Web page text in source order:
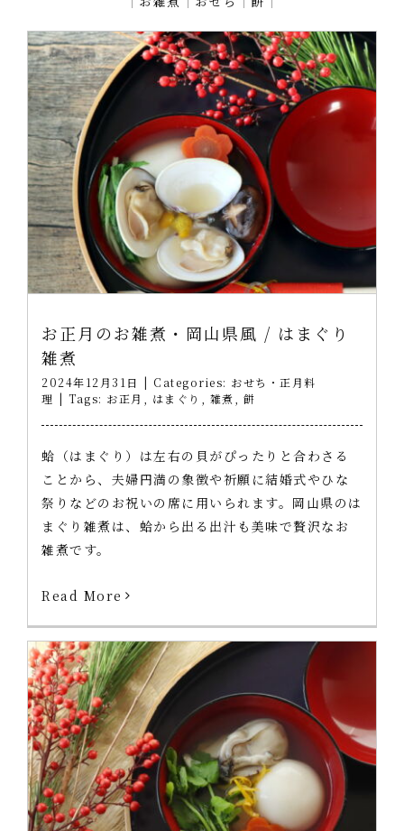
お正月のお雑煮・岡山県風 / はまぐり
雑煮
2024年12月31日 | Categories: おせち・正月料
理 | Tags: お正月 はまぐり 雑煮 餅
蛤（はまぐり）は左右の貝がぴったりと合わさる
ことから、夫婦円満の象徴や祈願に結婚式やひな
祭りなどのお祝いの席に用いられます。岡山県のは
まぐり雑煮は、蛤から出る出汁も美味で贅沢なお
雑煮です。
Read More